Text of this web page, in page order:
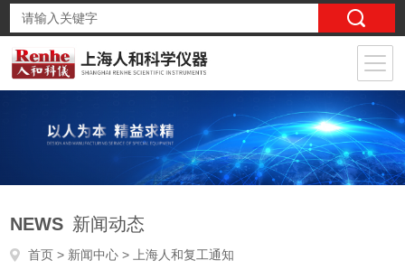
NEWS 新闻动态
首页 > 新闻中心 > 上海人和复工通知